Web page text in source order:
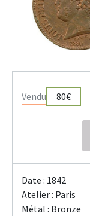
Vendu 80€
Date : 1842
Atelier : Paris
Métal : Bronze